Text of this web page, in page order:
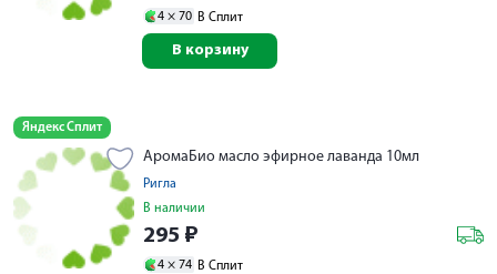
4 × 70 В Сплит
В корзину
Яндекс Сплит
АромаБио масло эфирное лаванда 10мл
Ригла
В наличии
295 ₽
4 × 74 В Сплит